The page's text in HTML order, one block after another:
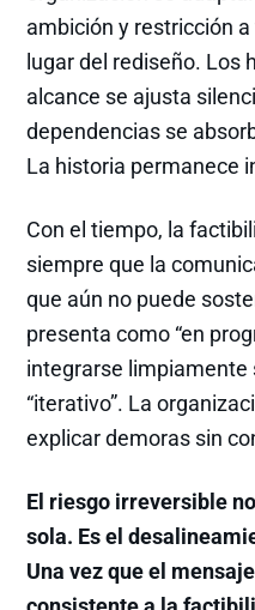
ambición y restricción
lugar del rediseño. Los
alcance se ajusta
dependencias se
La historia permanece
Con el tiempo, la
siempre que la
que aún no puede
presenta como “en
integrarse limpiamente
“iterativo”. La
explicar demoras sin
El riesgo irreversible
sola. Es el
Una vez que el